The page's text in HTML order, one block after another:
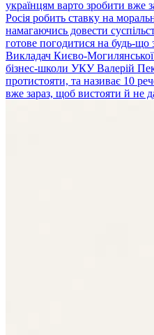
українцям варто зробити вже
Росія робить ставку на
намагаючись довести
готове погодитися на будь-
Викладач Києво-Могилянської
бізнес-школи УКУ Валерій
протистояти, та називає 10
вже зараз, щоб вистояти й не